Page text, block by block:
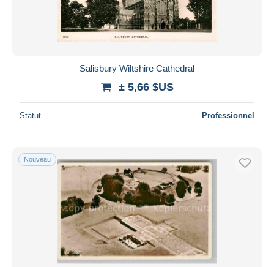
Salisbury Wiltshire Cathedral
± 5,66 $US
Statut Professionnel
Nouveau